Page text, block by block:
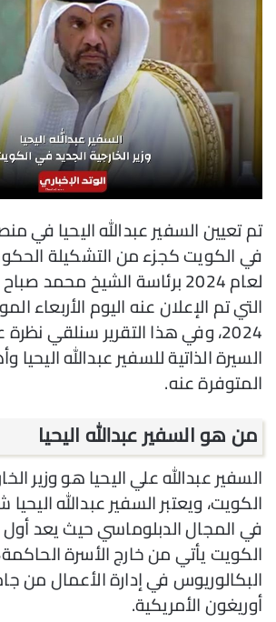
تم تعيين السفير عبدالله اليحيا في
في الكويت كجزء من التشكيلة
لعام 2024 برئاسة الشيخ محمد
2024، وفي هذا التقرير سنلقي
السيرة الذاتية للسفير عبدالله
المتوفرة عنه.
من هو السفير عبدالله اليحيا
السفير عبدالله علي اليحيا هو وزير
الكويت، ويعتبر السفير عبدالله
في المجال الدبلوماسي حيث يعد أول
الكويت يأتي من خارج الأسرة
البكالوريوس في إدارة الأعمال من
أوريغون الأمريكية.